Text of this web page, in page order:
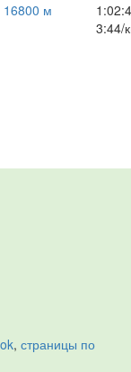
16800 м
3:44/
, страницы по